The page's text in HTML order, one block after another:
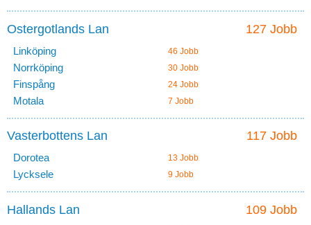
127 Jobb
Ostergotlands Lan
Linköping 46 Jobb
Norrköping 30 Jobb
Finspång 24 Jobb
Motala 7 Jobb
117 Jobb
Vasterbottens Lan
Dorotea 13 Jobb
Lycksele 9 Jobb
109 Jobb
Hallands Lan